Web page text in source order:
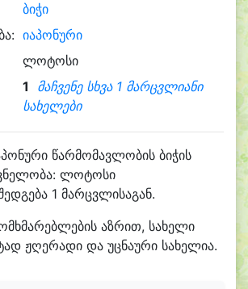
ბიჭი
იაპონური
ლოტოსი
1
მაჩვენე სხვა 1 მარცვლიანი
სახელები
წარმომავლობის ბიჭის
ლოტოსი
1 მარცვლისაგან.
აზრით, სახელი
ჟღერადი და უცნაური სახელია.